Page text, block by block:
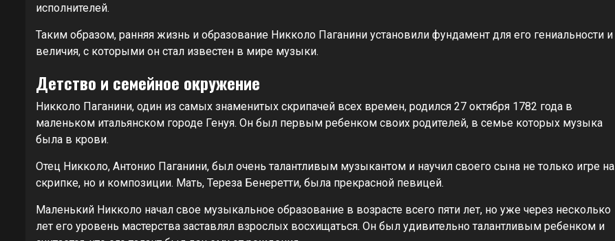
исполнителей.
Таким образом, ранняя жизнь и образование Никколо Паганини установили фундамент для его гениальности и
величия, с которыми он стал известен в мире музыки.
Детство и семейное окружение
Никколо Паганини, один из самых знаменитых скрипачей всех времен, родился 27 октября 1782 года в
маленьком итальянском городе Генуя. Он был первым ребенком своих родителей, в семье которых музыка
была в крови.
Отец Никколо, Антонио Паганини, был очень талантливым музыкантом и научил своего сына не только игре на
скрипке, но и композиции. Мать, Тереза Бенеретти, была прекрасной певицей.
Маленький Никколо начал свое музыкальное образование в возрасте всего пяти лет, но уже через несколько
лет его уровень мастерства заставлял взрослых восхищаться. Он был удивительно талантливым ребенком и